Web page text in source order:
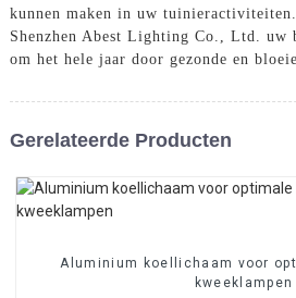
kunnen maken in uw
Shenzhen Abest Lighting Co., Ltd. uw
om het hele jaar door gezonde en
Gerelateerde Producten
Aluminium koellichaam voor
kweeklampen